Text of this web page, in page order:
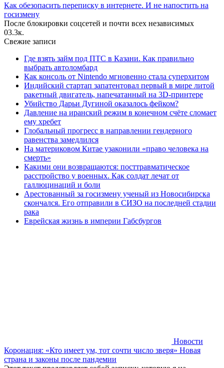
Как обезопасить переписку в интернете. И не напостить на
госизмену
После блокировки соцсетей и почти всех независимых
03.3к.
Свежие записи
Где взять займ под ПТС в Казани. Как правильно
выбрать автоломбард
Как консоль от Nintendo мгновенно стала суперхитом
Индийский стартап запатентовал первый в мире литой
ракетный двигатель, напечатанный на 3D-принтере
Убийство Дарьи Дугиной оказалось фейком?
Давление на иранский режим в конечном счёте сломает
ему хребет
Глобальный прогресс в направлении гендерного
равенства замедлился
На материковом Китае узаконили «право человека на
смерть»
Какими они возвращаются: посттравматическое
расстройство у военных. Как солдат лечат от
галлюцинаций и боли
Арестованный за госизмену ученый из Новосибирска
скончался. Его отправили в СИЗО на последней стадии
рака
Еврейская жизнь в империи Габсбургов
Новости
Коронация: «Кто имеет ум, тот сочти число зверя» Новая
страна и законы после пандемии